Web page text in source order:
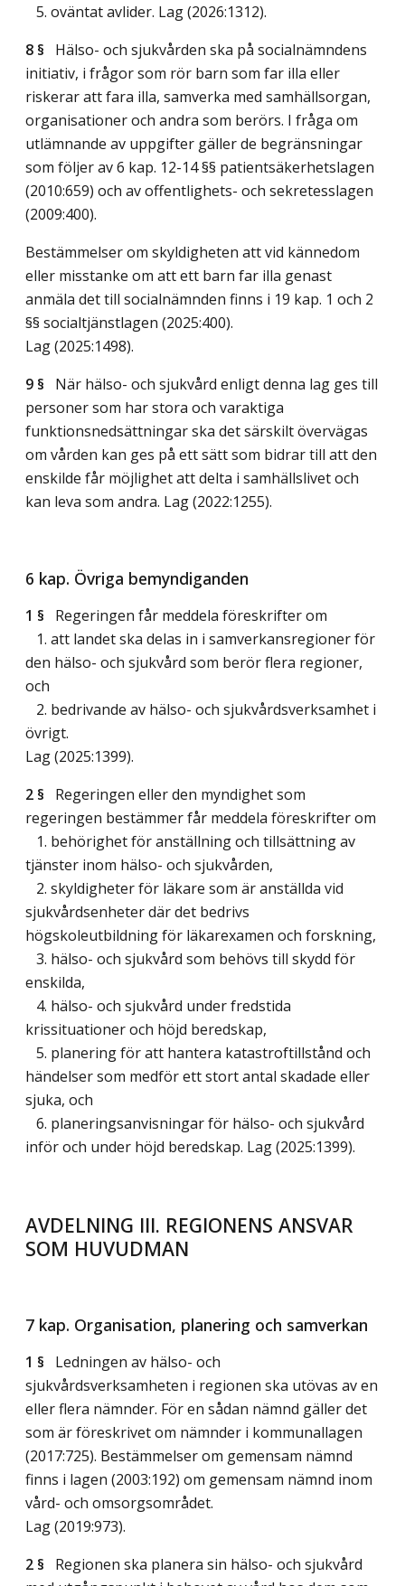
5. oväntat avlider. Lag (2026:1312).
8 § Hälso- och sjukvården ska på socialnämndens
initiativ, i frågor som rör barn som far illa eller
riskerar att fara illa, samverka med samhällsorgan,
organisationer och andra som berörs. I fråga om
utlämnande av uppgifter gäller de begränsningar
som följer av 6 kap. 12-14 §§ patientsäkerhetslagen
(2010:659) och av offentlighets- och sekretesslagen
(2009:400).
Bestämmelser om skyldigheten att vid kännedom
eller misstanke om att ett barn far illa genast
anmäla det till socialnämnden finns i 19 kap. 1 och 2
§§ socialtjänstlagen (2025:400).
Lag (2025:1498).
9 § När hälso- och sjukvård enligt denna lag ges till
personer som har stora och varaktiga
funktionsnedsättningar ska det särskilt övervägas
om vården kan ges på ett sätt som bidrar till att den
enskilde får möjlighet att delta i samhällslivet och
kan leva som andra. Lag (2022:1255).
6 kap. Övriga bemyndiganden
1 § Regeringen får meddela föreskrifter om
1. att landet ska delas in i samverkansregioner för
den hälso- och sjukvård som berör flera regioner,
och
2. bedrivande av hälso- och sjukvårdsverksamhet i
övrigt.
Lag (2025:1399).
2 § Regeringen eller den myndighet som
regeringen bestämmer får meddela föreskrifter om
1. behörighet för anställning och tillsättning av
tjänster inom hälso- och sjukvården,
2. skyldigheter för läkare som är anställda vid
sjukvårdsenheter där det bedrivs
högskoleutbildning för läkarexamen och forskning,
3. hälso- och sjukvård som behövs till skydd för
enskilda,
4. hälso- och sjukvård under fredstida
krissituationer och höjd beredskap,
5. planering för att hantera katastroftillstånd och
händelser som medför ett stort antal skadade eller
sjuka, och
6. planeringsanvisningar för hälso- och sjukvård
inför och under höjd beredskap. Lag (2025:1399).
AVDELNING III. REGIONENS ANSVAR
SOM HUVUDMAN
7 kap. Organisation, planering och samverkan
1 § Ledningen av hälso- och
sjukvårdsverksamheten i regionen ska utövas av en
eller flera nämnder. För en sådan nämnd gäller det
som är föreskrivet om nämnder i kommunallagen
(2017:725). Bestämmelser om gemensam nämnd
finns i lagen (2003:192) om gemensam nämnd inom
vård- och omsorgsområdet.
Lag (2019:973).
2 § Regionen ska planera sin hälso- och sjukvård